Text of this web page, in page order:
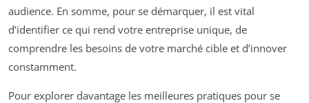
audience. En somme, pour se démarquer, il est vital
d’identifier ce qui rend votre entreprise unique, de
comprendre les besoins de votre marché cible et d’innover
constamment.
Pour explorer davantage les meilleures pratiques pour se